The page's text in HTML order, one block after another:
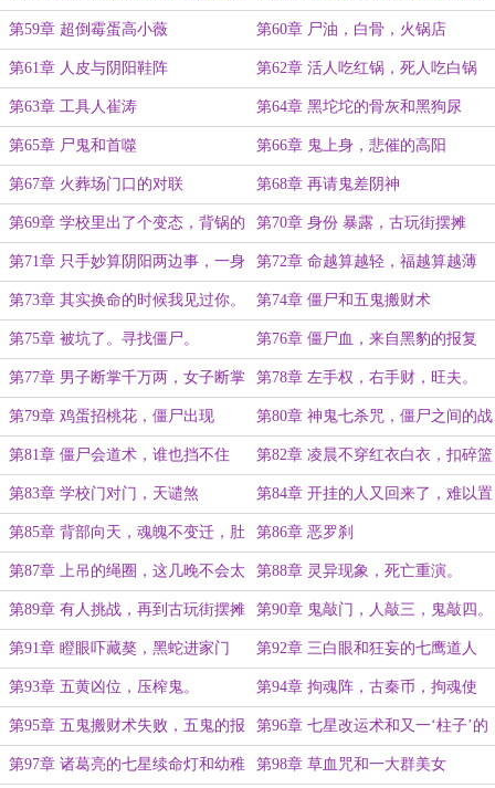
不扬鬃
第59章 超倒霉蛋高小薇 第60章 尸油，白骨，火锅店
第61章 人皮与阴阳鞋阵 第62章 活人吃红锅，死人吃白锅
第63章 工具人崔涛 第64章 黑坨坨的骨灰和黑狗尿
第65章 尸鬼和首噬 第66章 鬼上身，悲催的高阳
第67章 火葬场门口的对联 第68章 再请鬼差阴神
第69章 学校里出了个变态，背锅的
崔涛
第70章 身份 暴露，古玩街摆摊
第71章 只手妙算阴阳两边事，一身
肝胆神鬼三方通
第72章 命越算越轻，福越算越薄
第73章 其实换命的时候我见过你。 第74章 僵尸和五鬼搬财术
第75章 被坑了。寻找僵尸。 第76章 僵尸血，来自黑豹的报复
第77章 男子断掌千万两，女子断掌
过房养
第78章 左手权，右手财，旺夫。
第79章 鸡蛋招桃花，僵尸出现 第80章 神鬼七杀咒，僵尸之间的战
斗
第81章 僵尸会道术，谁也挡不住 第82章 凌晨不穿红衣白衣，扣碎篮
板
第83章 学校门对门，天谴煞 第84章 开挂的人又回来了，难以置
信的王铁柱
第85章 背部向天，魂魄不变迁，肚
皮向天，力大无边
第86章 恶罗刹
第87章 上吊的绳圈，这几晚不会太
平
第88章 灵异现象，死亡重演。
第89章 有人挑战，再到古玩街摆摊 第90章 鬼敲门，人敲三，鬼敲四。
第91章 瞪眼吓藏獒，黑蛇进家门 第92章 三白眼和狂妄的七鹰道人
第93章 五黄凶位，压榨鬼。 第94章 拘魂阵，古秦币，拘魂使
第95章 五鬼搬财术失败，五鬼的报
复
第96章 七星改运术和又一‘柱子’的
消息
第97章 诸葛亮的七星续命灯和幼稚 第98章 草血咒和一大群美女